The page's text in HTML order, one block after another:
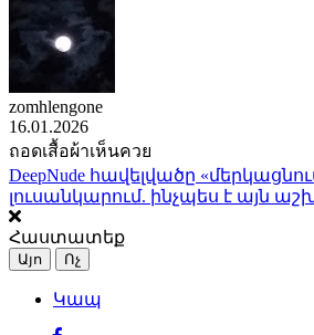
zomhlengone
16.01.2026
ถอดเสื้อผ้าเห็นควย
DeepNude հավելվածը
լուսանկարում. ինչպես է այն
Հաստատեք
Այո Ոչ
Կապ